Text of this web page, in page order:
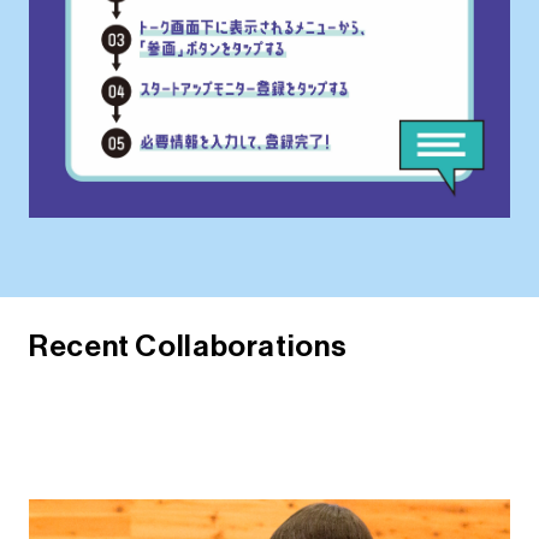
Recent Co a borations